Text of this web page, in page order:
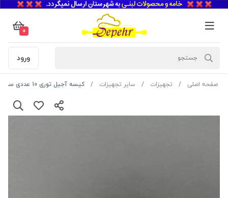
0
ورود
صفحه اصلی تجهیزات سایر تجهیزات کیسه آجیل توری 10 عددی سبز